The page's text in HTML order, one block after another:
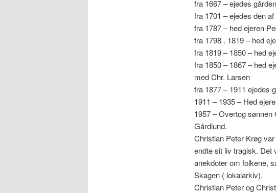
fra 1667 – ejedes
fra 1701 – ejedes den
fra 1787 – hed ejeren
fra 1798 . 1819 – hed
fra 1819 – 1850 – hed
fra 1850 – 1867 – hed
med Chr. Larsen
fra 1877 – 1911 ejedes
1911 – 1935 – Hed
1957 – Overtog
Gårdlund.
Christian Peter Krøg
endte sit liv tragisk. Det
anekdoter om folkene,
Skagen ( lokalarkiv).
Christian Peter og